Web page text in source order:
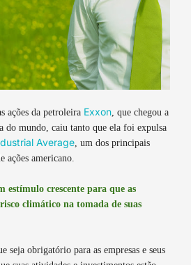
ações da petroleira Exxon , que chegou a
do mundo, caiu tanto que ela foi expulsa
Average , um dos principais
ações americano.
estímulo crescente para que as
climático na tomada de suas
seja obrigatório para as empresas e seus